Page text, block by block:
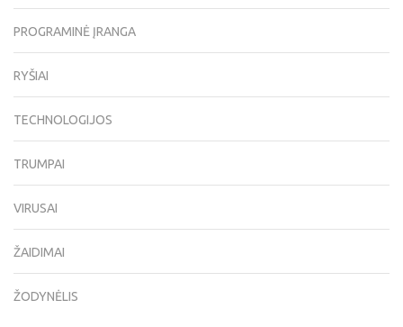
PROGRAMINĖ ĮRANGA
RYŠIAI
TECHNOLOGIJOS
TRUMPAI
VIRUSAI
ŽAIDIMAI
ŽODYNĖLIS